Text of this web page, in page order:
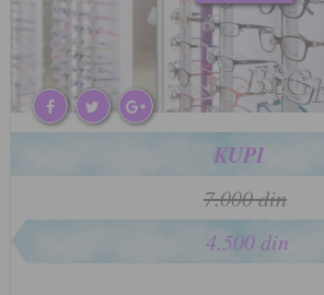
KUPI
7.000 din
4.500 din